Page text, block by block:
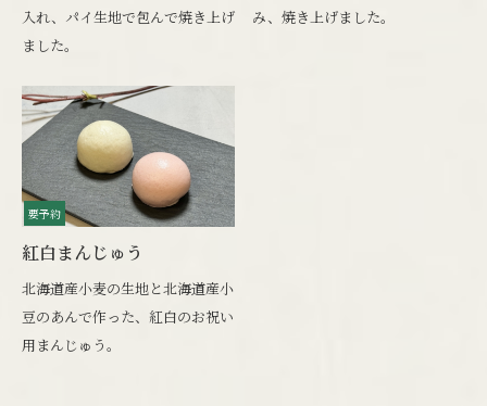
入れ、パイ生地で包んで焼き上げ
ました。
み、焼き上げました。
要予約
紅白まんじゅう
北海道産小麦の生地と北海道産小
豆のあんで作った、紅白のお祝い
用まんじゅう。